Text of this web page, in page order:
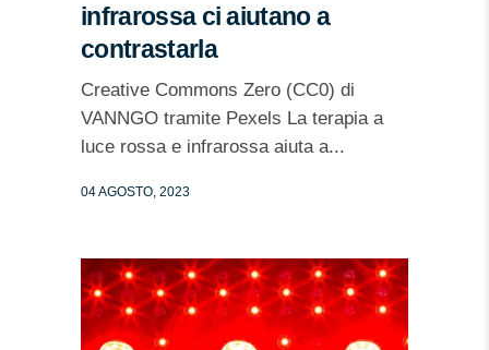
infrarossa ci aiutano a
contrastarla
Creative Commons Zero (CC0) di
VANNGO tramite Pexels La terapia a
luce rossa e infrarossa aiuta a...
04 AGOSTO, 2023